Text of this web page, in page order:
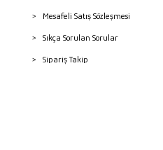
Mesafeli Satış Sözleşmesi
Sıkça Sorulan Sorular
Sipariş Takip